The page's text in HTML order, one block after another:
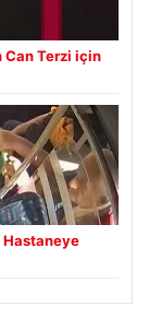
Can Terzi için
Hastaneye